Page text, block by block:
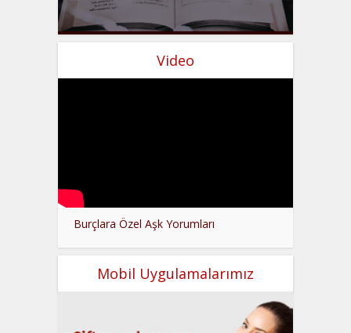
Video
Burçlara Özel Aşk Yorumları
Mobil Uygulamalarımız